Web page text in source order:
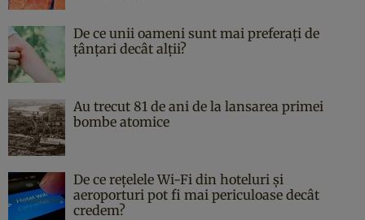
De ce unii oameni sunt mai preferați de
țânțari decât alții?
Au trecut 81 de ani de la lansarea primei
bombe atomice
De ce rețelele Wi-Fi din hoteluri și
aeroporturi pot fi mai periculoase decât
credem?